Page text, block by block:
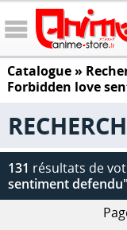
Catalogue»
Forbidden love
131 résultats de
sentiment defendu"